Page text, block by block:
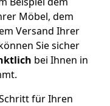
Möbel, dem
Versand Ihrer
Sie sicher
bei Ihnen in
für Ihren